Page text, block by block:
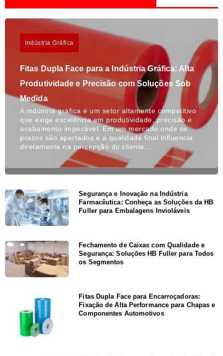
Indústria Gráfica
Fitas Dupla Face para a Indústria Gráfica: Alta
Produtividade e Precisão com Soluções Sob
Medida
A indústria gráfica é um setor altamente competitivo
que exige excelência em produtividade, precisão e
acabamento impecável. Em um mercado onde os
prazos são apertados e a qualidade final influencia
diretamente na percepção do cliente,…
Segurança e Inovação na Indústria
Farmacêutica: Conheça as Soluções da HB
Fuller para Embalagens Invioláveis
Fechamento de Caixas com Qualidade e
Segurança: Soluções HB Fuller para Todos
os Segmentos
Fitas Dupla Face para Encarroçadoras:
Fixação de Alta Performance para Chapas e
Componentes Automotivos